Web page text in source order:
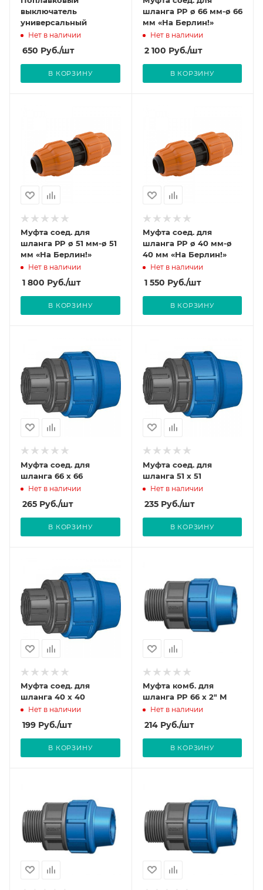
выключатель
универсальный
Нет в наличии
650 Руб./шт
В КОРЗИНУ
шланга РP ø 66 мм-ø 66
мм «На Берлин!»
Нет в наличии
2 100 Руб./шт
В КОРЗИНУ
Муфта соед. для
шланга РP ø 51 мм-ø 51
мм «На Берлин!»
Нет в наличии
1 800 Руб./шт
В КОРЗИНУ
Муфта соед. для
шланга РP ø 40 мм-ø
40 мм «На Берлин!»
Нет в наличии
1 550 Руб./шт
В КОРЗИНУ
Муфта соед. для
шланга 66 х 66
Нет в наличии
265 Руб./шт
В КОРЗИНУ
Муфта соед. для
шланга 51 х 51
Нет в наличии
235Руб./шт
В КОРЗИНУ
Муфта соед. для
шланга 40 х 40
Нет в наличии
199 Руб./шт
В КОРЗИНУ
Муфта комб. для
шланга РP 66 х 2" М
Нет в наличии
214Руб./шт
В КОРЗИНУ